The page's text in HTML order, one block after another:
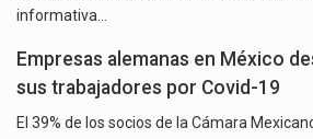
informativa…
Empresas alemanas en México
sus trabajadores por Covid-19
El 39% de los socios de la Cámara